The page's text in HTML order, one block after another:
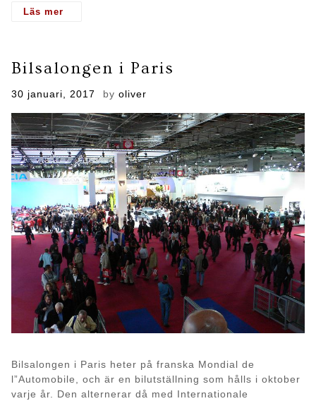
Bilsalongen i Paris
Posted
30 januari, 2017 by oliver
Bilsalongen i Paris heter på franska Mondial de
l”Automobile, och är en bilutställning som hålls i oktober
varje år. Den alternerar då med Internationale